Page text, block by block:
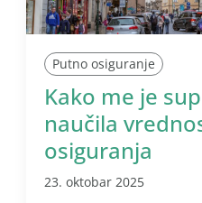
Putno osiguranje
Kako me je
naučila
osiguranja
23. oktobar 2025